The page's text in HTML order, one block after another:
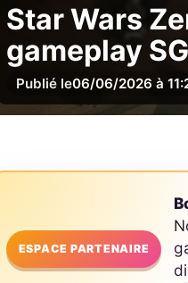
Star Wars
gameplay
Publié le06/06/2026 à
ESPACE PARTENAIRE